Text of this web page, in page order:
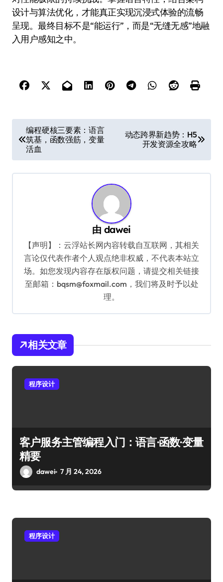
设计与算法优化，才能真正实现沉浸式体验的流畅
呈现。最终目标不是“能运行”，而是“无缝无感”地融
入用户感知之中。
章
导
航
编程硬核三要素：语言
筑基，函数强筋，变量
活血
动态跨界新趋势：H5
开发资源全攻略
由dawei
【声明】：云浮站长网内容转载自互联网，其相关
言论仅代表作者个人观点绝非权威，不代表本站立
场。如您发现内容存在版权问题，请提交相关链接
至邮箱：bqsm@foxmail.com，我们将及时予以处
理。
相关文章
程序设计
客户服务主管编程入门：语言·函数·变量
精要
dawei 7 月 24, 2026
程序设计